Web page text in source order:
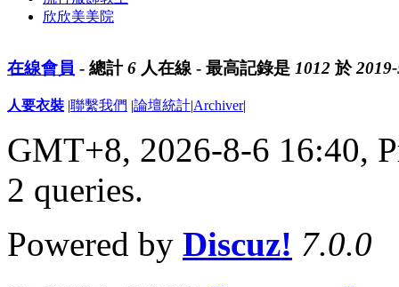
欣欣美美院
在線會員 - 總計6 人在線 - 最高記錄是 1012 於
人要衣裝 |聯繫我們 |論壇統計|Archiver|
GMT+8, 2026-8-6 16:40,
2 queries.
Powered by Discuz! 7.0.0